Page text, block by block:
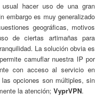
hacer uso de una gran
embargo es muy generalizado
geográficas, motivos
de ciertas artimañas para
La solución obvia es
camuflar nuestra IP por
con acceso al servicio en
opciones son múltiples, sin
la atención;VyprVPN.